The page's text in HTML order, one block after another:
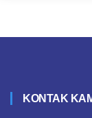
KONTAK